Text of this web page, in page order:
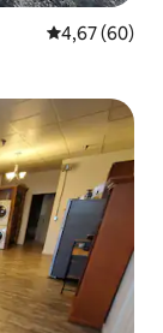
Note
4,67 (60)